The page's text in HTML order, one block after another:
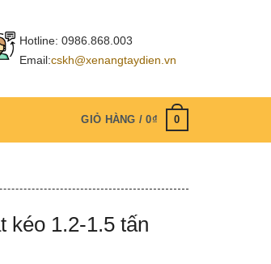
Hotline: 0986.868.003
Email:cskh@xenangtaydien.vn
GIỎ HÀNG /0₫ 0
kéo 1.2-1.5 tấn